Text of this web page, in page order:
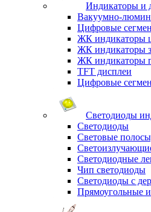
Индикаторы и
Вакуумно-
Цифровые
ЖК индикаторы
ЖК индикаторы
ЖК индикаторы
TFT дисплеи
Цифровые
Светодиоды
Светодиоды
Световые
Светодиодные
Чип светодиоды
Светодиоды с
Прямоугольные